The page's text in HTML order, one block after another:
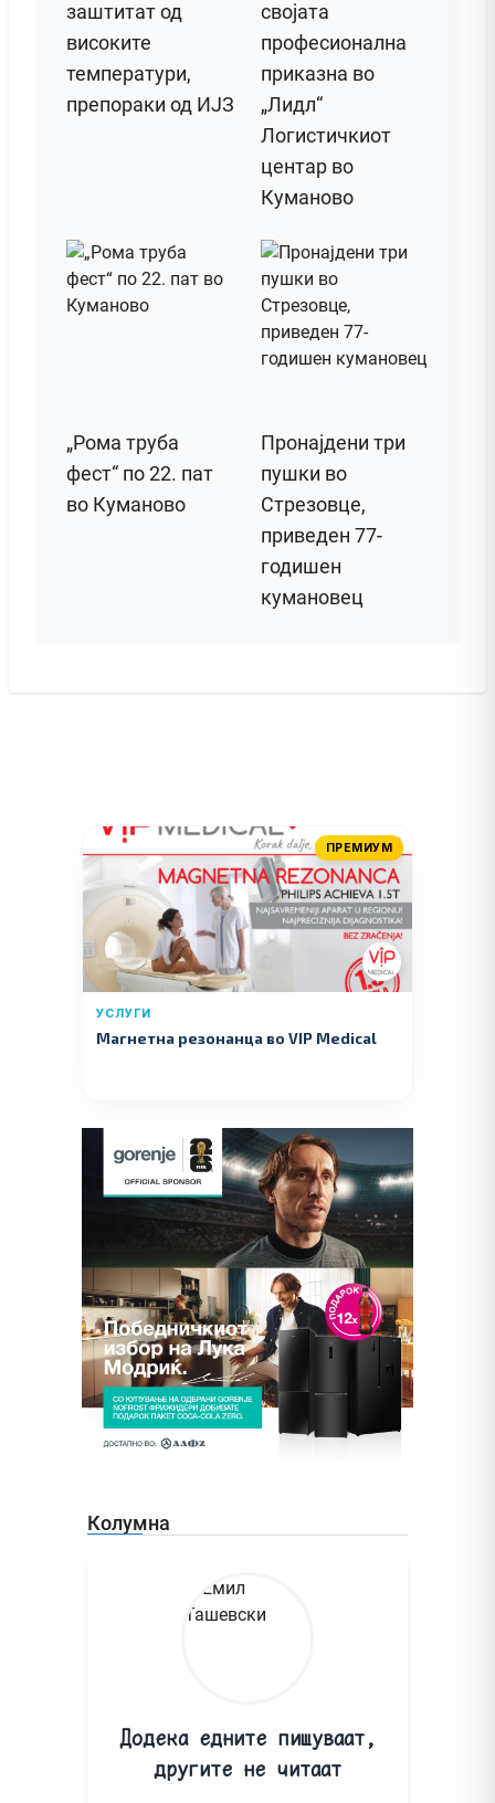
заштитат од
високите
температури,
препораки од ИЈЗ
својата
професионална
приказна во
„Лидл“
Логистичкиот
центар во
Куманово
„Рома труба
фест“ по 22. пат
во Куманово
Пронајдени три
пушки во
Стрезовце,
приведен 77-
годишен
кумановец
ПРЕМИУМ
УСЛУГИ
Магнетна резонанца во VIP Medical
Колумна
Додека едните пишуваат,
другите не читаат